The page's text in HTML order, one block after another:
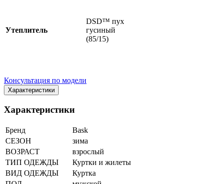
Утеплитель
DSD™ пух
гусиный
(85/15)
Консультация по модели
Характеристики
Характеристики
Бренд
Bask
СЕЗОН
зима
ВОЗРАСТ
взрослый
ТИП ОДЕЖДЫ
Куртки и жилеты
ВИД ОДЕЖДЫ
Куртка